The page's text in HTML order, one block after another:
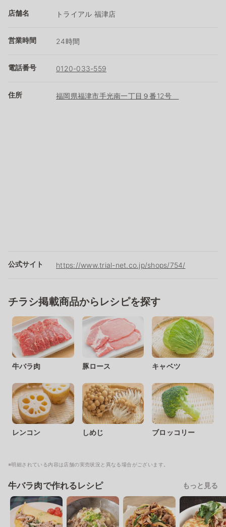
店舗名 トライアル 福津店
営業時間 24時間
電話番号 0120-033-559
住所 福岡県福津市手光南一丁目９番12号
公式サイト https://www.trial-net.co.jp/shops/754/
チラシ掲載商品からレシピを探す
牛バラ肉 豚ロース キャベツ
レンコン しめじ ブロッコリー
※明細されている内容は店舗の実売状況と異なる場合がございます。
牛バラ肉で作れるレシピ もっと見る